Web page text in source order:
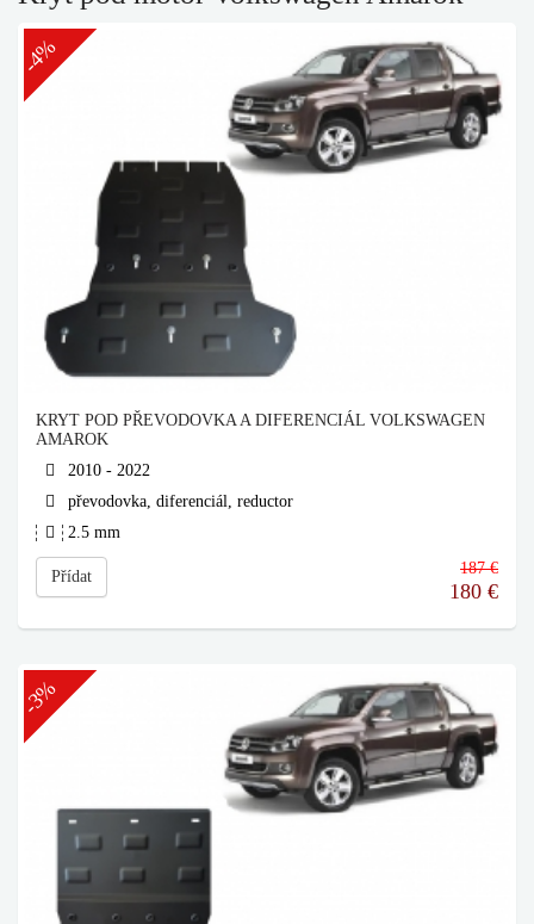
-4%
KRYT POD PŘEVODOVKA A DIFERENCIÁL VOLKSWAGEN
AMAROK
2010 - 2022
převodovka, diferenciál, reductor
2.5 mm
Přídat 187 €
180 €
-3%